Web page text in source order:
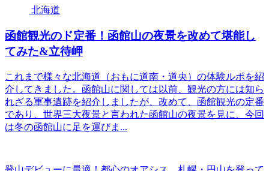
北海道
函館観光のド定番！函館山の夜景を改めて堪能し
てみた&立待岬
これまで様々な北海道（おもに道南・道央）の体験ルポを紹
介してきました。函館山に関しては以前、観光の方には知ら
れざる軍事遺跡を紹介しましたが、改めて、函館観光の定番
であり、世界三大夜景と言われた函館山の夜景を見に、今回
は冬の函館山に足を運びま...